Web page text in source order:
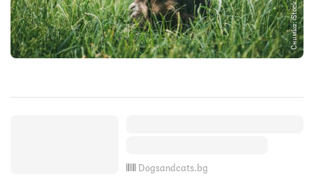
Снимка: iStock
Dogsandcats.bg